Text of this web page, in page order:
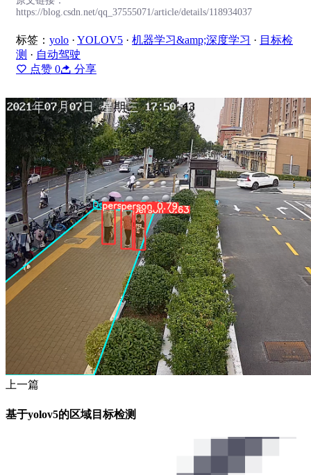
https://blog.csdn.net/qq_37555071/article/details/118934037
标签： yolo · YOLOV5 · 机器学习&amp;深度学习 · 目标检
测 · 自动驾驶
点赞 0 分享
上一篇
基于yolov5的区域目标检测